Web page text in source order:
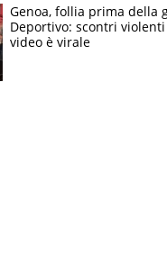
Genoa, follia prima della
Deportivo: scontri
video è virale